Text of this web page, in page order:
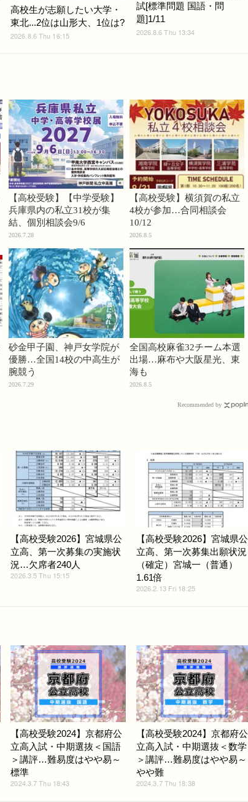
高校生が志願したい大学・
東北...2位は山形大、1位は?
2026.8.6 Thu 16:15
試[標準問題 国語・問
題]1/11
2026.8.6 Thu 13:34
【高校受験】【中学受験】
兵庫県内の私立31校が集
結、個別相談会9/6
2026.7.28
【高校受験】横須賀の私立
4校が参加…合同相談会
10/12
2026.8.5
砂金甲子園、神戸女学院が
優勝…全国14校の中高生が
腕競う
2026.7.29
全国高校麻雀32チーム本選
出場…麻布や大阪星光、東
海も
2026.8.5
Recommended by
【高校受験2026】宮城県公
立高、第一次募集の実施状
況…欠席者240人
2026.3.5 Thu 15:15
【高校受験2026】宮城県公
立高、第一次募集出願状況
（確定）宮城一（普通）
1.61倍
2026.2.13 Fri 18:25
【高校受験2024】京都府公
立高入試・中期選抜＜国語
＞講評…難易度はやや易～
標準
2024.3.7 Thu 18:43
【高校受験2024】京都府公
立高入試・中期選抜＜数学
＞講評…難易度はやや易～
やや難
2024.3.7 Thu 18:38